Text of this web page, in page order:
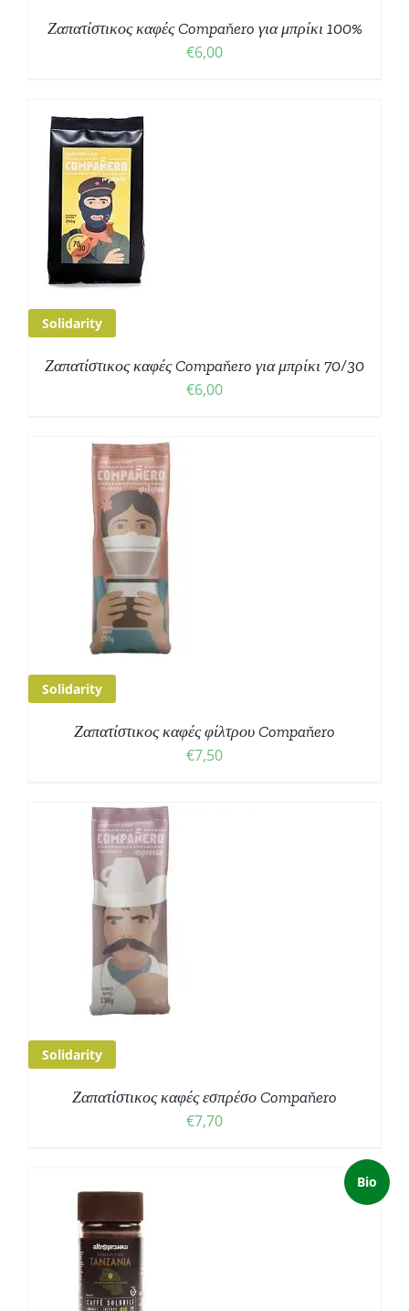
Ζαπατίστικος καφές Compaňero για μπρίκι 100%
€6,00
Solidarity
Ζαπατίστικος καφές Compaňero για μπρίκι 70/30
€6,00
Solidarity
Ζαπατίστικος καφές φίλτρου Compaňero
€7,50
Solidarity
Ζαπατίστικος καφές εσπρέσο Compaňero
€7,70
Bio